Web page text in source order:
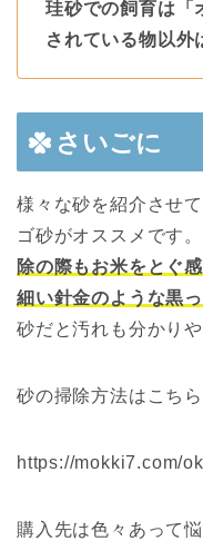
珪砂での飼育は「
されている物以外
さいごに
様々な砂を紹介させ
ゴ砂がオススメです。
除の際もお米をとぐ
細い針金のような黒
砂だと汚れも分かりや
砂の掃除方法はこち
https://mokki7.com/
購入先は色々あって